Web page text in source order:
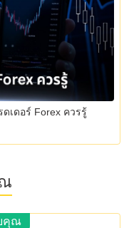
ดเดอร์ Forex ควรรู้
คุณ